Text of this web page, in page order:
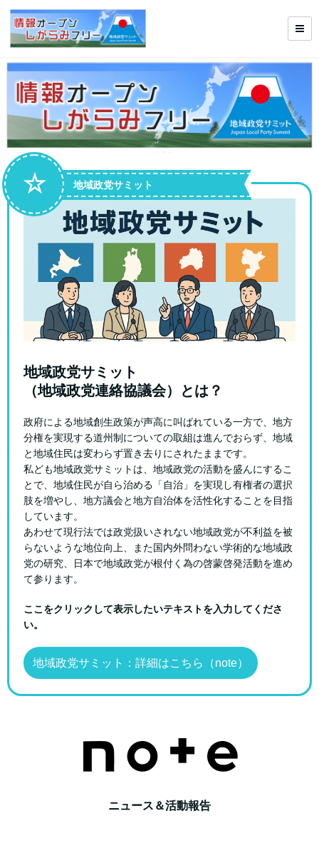
地域政党サミット
☆
地域政党サミット
（地域政党連絡協議会）とは？
政府による地域創生政策が声高に叫ばれている一方で、地方
分権を実現する道州制についての取組は進んでおらず、地域
と地域住民は変わらず置き去りにされたままです。
私ども地域政党サミットは、地域政党の活動を盛んにするこ
とで、地域住民が自ら治める「自治」を実現し有権者の選択
肢を増やし、地方議会と地方自治体を活性化することを目指
しています。
あわせて現行法では政党扱いされない地域政党が不利益を被
らないような地位向上、また国内外問わない学術的な地域政
党の研究、日本で地域政党が根付く為の啓蒙啓発活動を進め
て参ります。
ここをクリックして表示したいテキストを入力してくださ
い。
地域政党サミット：詳細はこちら（note）
ニュース＆活動報告